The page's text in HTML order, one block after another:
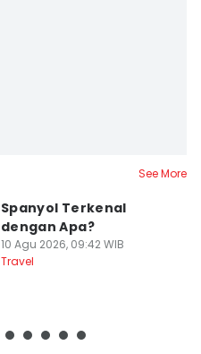
See More
Spanyol Terkenal
dengan Apa?
10 Agu 2026, 09:42 WIB
Travel